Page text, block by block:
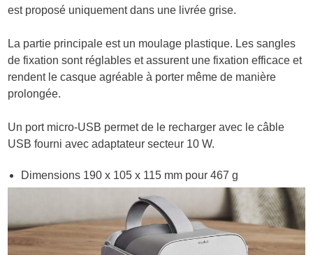
est proposé uniquement dans une livrée grise.
La partie principale est un moulage plastique. Les sangles
de fixation sont réglables et assurent une fixation efficace et
rendent le casque agréable à porter même de manière
prolongée.
Un port micro-USB permet de le recharger avec le câble
USB fourni avec adaptateur secteur 10 W.
Dimensions 190 x 105 x 115 mm pour 467 g